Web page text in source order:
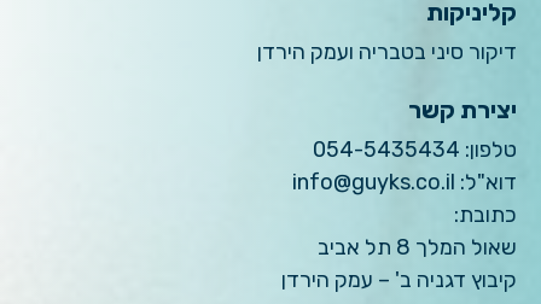
קליניקות
דיקור סיני בטבריה ועמק הירדן
יצירת קשר
טלפון: 054-5435434
דוא"ל: info@guyks.co.il
כתובת:
שאול המלך 8 תל אביב
קיבוץ דגניה ב' – עמק הירדן